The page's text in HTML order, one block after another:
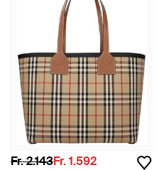
Fr. 2.143Fr. 1.592